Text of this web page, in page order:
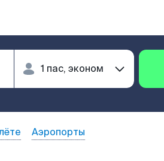
Аэропорты